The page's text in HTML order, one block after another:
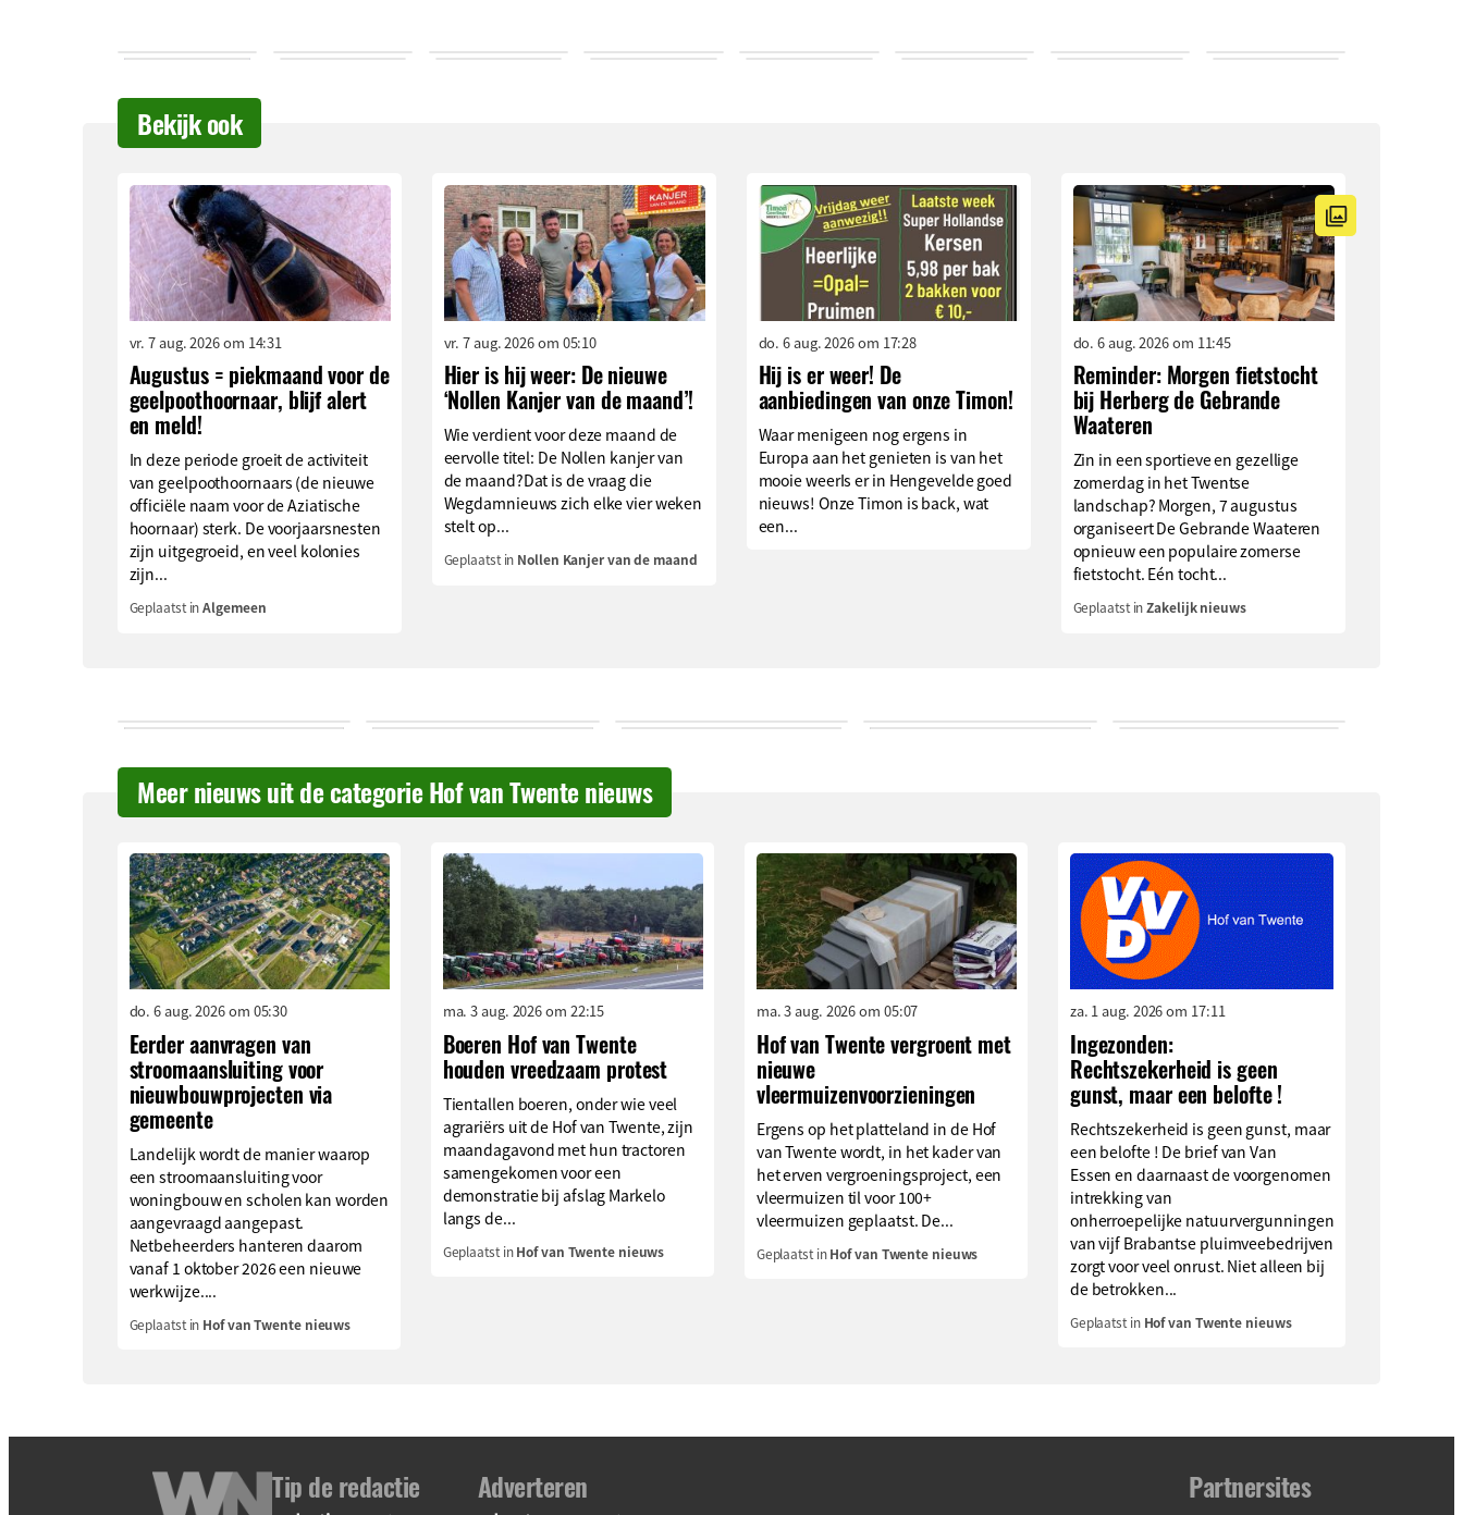
Bekijk ook
vr. 7 aug. 2026 om 14:31
Augustus = piekmaand voor de
geelpoothoornaar, blijf alert
en meld!
In deze periode groeit de activiteit
van geelpoothoornaars (de nieuwe
officiële naam voor de Aziatische
hoornaar) sterk. De voorjaarsnesten
zijn uitgegroeid, en veel kolonies
zijn...
Geplaatst inAlgemeen
vr. 7 aug. 2026 om 05:10
Hier is hij weer: De nieuwe
‘Nollen Kanjer van de maand’!
Wie verdient voor deze maand de
eervolle titel: De Nollen kanjer van
de maand?Dat is de vraag die
Wegdamnieuws zich elke vier weken
stelt op...
Geplaatst in Nollen Kanjer van de maand
do. 6 aug. 2026 om 17:28
Hij is er weer! De
aanbiedingen van onze Timon!
Waar menigeen nog ergens in
Europa aan het genieten is van het
mooie weerIs er in Hengevelde goed
nieuws! Onze Timon is back, wat
een...
do. 6 aug. 2026 om 11:45
Reminder: Morgen fietstocht
bij Herberg de Gebrande
Waateren
Zin in een sportieve en gezellige
zomerdag in het Twentse
landschap? Morgen, 7 augustus
organiseert De Gebrande Waateren
opnieuw een populaire zomerse
fietstocht. Eén tocht...
Geplaatst inZakelijk nieuws
Meer nieuws uit de categorie Hof van Twente nieuws
do. 6 aug. 2026 om 05:30
Eerder aanvragen van
stroomaansluiting voor
nieuwbouwprojecten via
gemeente
Landelijk wordt de manier waarop
een stroomaansluiting voor
woningbouw en scholen kan worden
aangevraagd aangepast.
Netbeheerders hanteren daarom
vanaf 1 oktober 2026 een nieuwe
werkwijze....
Geplaatst in Hof van Twente nieuws
ma. 3 aug. 2026 om 22:15
Boeren Hof van Twente
houden vreedzaam protest
Tientallen boeren, onder wie veel
agrariërs uit de Hof van Twente, zijn
maandagavond met hun tractoren
samengekomen voor een
demonstratie bij afslag Markelo
langs de...
Geplaatst inHof van Twente nieuws
ma. 3 aug. 2026 om 05:07
Hof van Twente vergroent met
nieuwe
vleermuizenvoorzieningen
Ergens op het platteland in de Hof
van Twente wordt, in het kader van
het erven vergroeningsproject, een
vleermuizen til voor 100+
vleermuizen geplaatst. De...
Geplaatst inHof van Twente nieuws
za. 1 aug. 2026 om 17:11
Ingezonden:
Rechtszekerheid is geen
gunst, maar een belofte !
Rechtszekerheid is geen gunst, maar
een belofte ! De brief van Van
Essen en daarnaast de voorgenomen
intrekking van
onherroepelijke natuurvergunningen
van vijf Brabantse pluimveebedrijven
zorgt voor veel onrust. Niet alleen bij
de betrokken...
Geplaatst in Hof van Twente nieuws
Tip de redactie Adverteren Partnersites